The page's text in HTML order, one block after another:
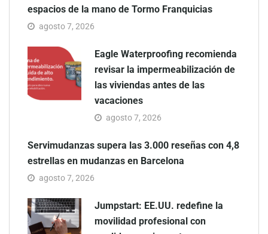
espacios de la mano de Tormo Franquicias
agosto 7, 2026
Eagle Waterproofing recomienda
revisar la impermeabilización de
las viviendas antes de las
vacaciones
agosto 7, 2026
Servimudanzas supera las 3.000 reseñas con 4,8
estrellas en mudanzas en Barcelona
agosto 7, 2026
Jumpstart: EE.UU. redefine la
movilidad profesional con